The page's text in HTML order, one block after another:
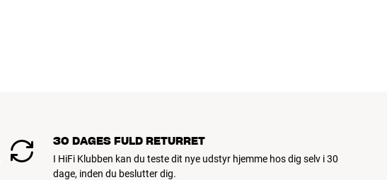
30 DAGES FULD RETURRET
I HiFi Klubben kan du teste dit nye udstyr hjemme hos dig selv i 30
dage, inden du beslutter dig.